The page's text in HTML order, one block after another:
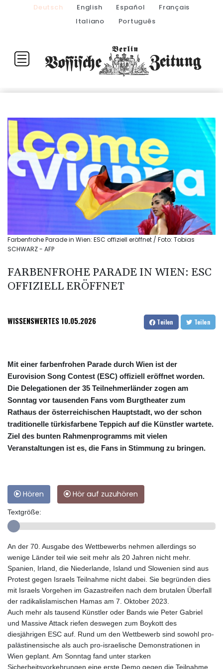
Deutsch English Español
Français
Italiano
Português
Farbenfrohe Parade in Wien: ESC offiziell eröffnet / Foto: Tobias
SCHWARZ - AFP
FARBENFROHE PARADE IN WIEN: ESC
OFFIZIELL ERÖFFNET
WISSENSWERTES10.05.2026 Teilen Teilen
Mit einer farbenfrohen Parade durch Wien ist der
Eurovision Song Contest (ESC) offiziell eröffnet worden.
Die Delegationen der 35 Teilnehmerländer zogen am
Sonntag vor tausenden Fans vom Burgtheater zum
Rathaus der österreichischen Hauptstadt, wo der schon
traditionelle türkisfarbene Teppich auf die Künstler wartete.
Ziel des bunten Rahmenprogramms mit vielen
Veranstaltungen ist es, die Fans in Stimmung zu bringen.
Hören Hör auf zuzuhören
Textgröße:
An der 70. Ausgabe des Wettbewerbs nehmen allerdings so
wenige Länder teil wie seit mehr als 20 Jahren nicht mehr.
Spanien, Irland, die Niederlande, Island und Slowenien sind aus
Protest gegen Israels Teilnahme nicht dabei. Sie begründen dies
mit Israels Vorgehen im Gazastreifen nach dem brutalen Überfall
der radikalislamischen Hamas am 7. Oktober 2023.
Auch mehr als tausend Künstler oder Bands wie Peter Gabriel
und Massive Attack riefen deswegen zum Boykott des
diesjährigen ESC auf. Rund um den Wettbewerb sind sowohl pro-
palästinensische als auch pro-israelische Demonstrationen in
Wien geplant. Am Sonntag fand unter starken
Sicherheitsvorkehrungen eine erste Demo gegen die Teilnahme